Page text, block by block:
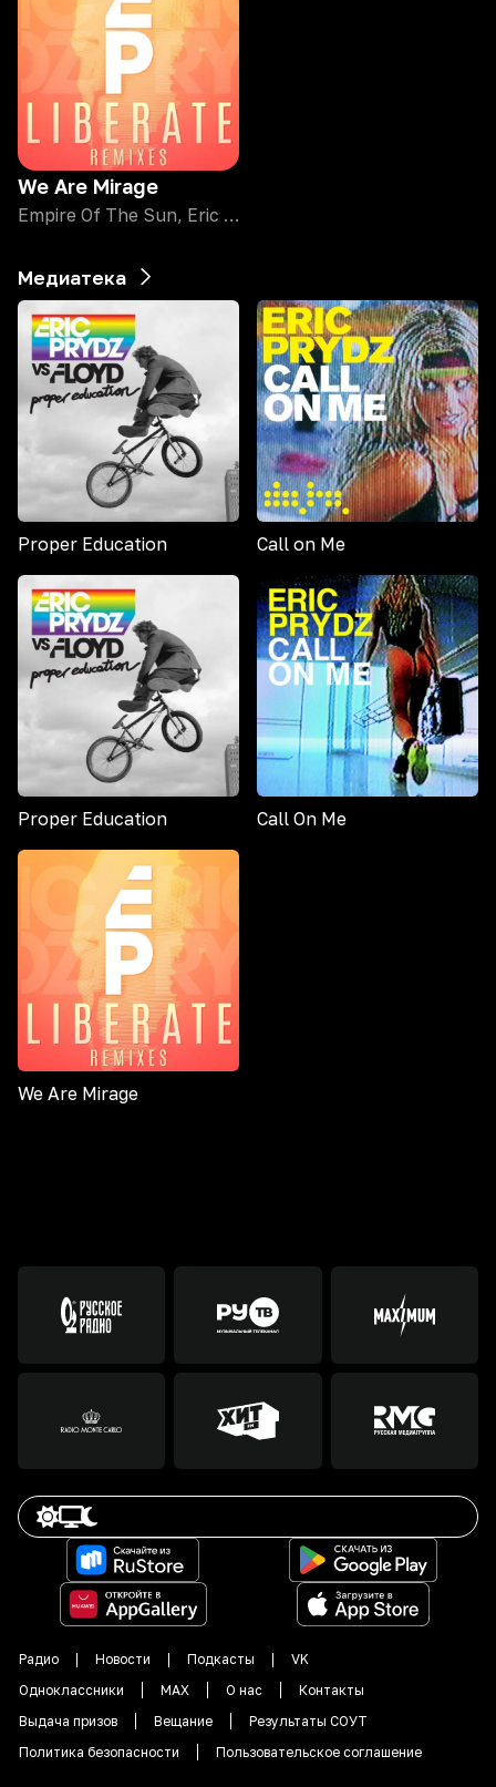
We Are Mirage
Empire Of The Sun, Eric Prydz
Медиатека
Proper Education Call on Me
Proper Education Call On Me
We Are Mirage
Радио Новости Подкасты
VK
Одноклассники
MAX О нас
Контакты
Выдача призов
Вещание
Результаты СОУТ
Политика безопасности
Пользовательское соглашение